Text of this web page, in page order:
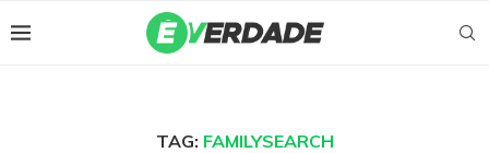
TAG: FAMILYSEARCH